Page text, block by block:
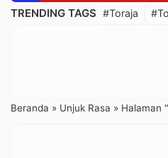
TRENDING TAGS #Toraja
Beranda » Unjuk Rasa » Halaman